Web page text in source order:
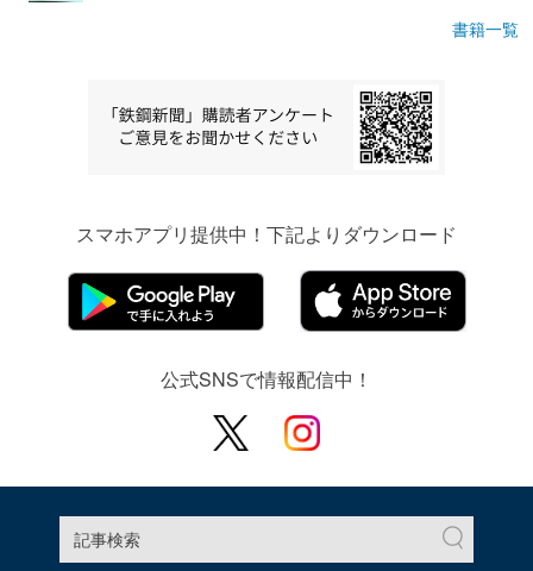
書籍一覧
スマホアプリ提供中！下記よりダウンロード
公式SNSで情報配信中！
記事検索